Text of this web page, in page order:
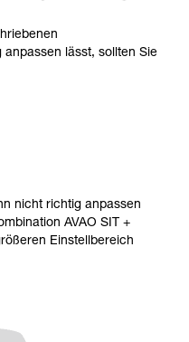
lässt, sollten Sie
nicht richtig anpassen
AVAO SIT +
Einstellbereich